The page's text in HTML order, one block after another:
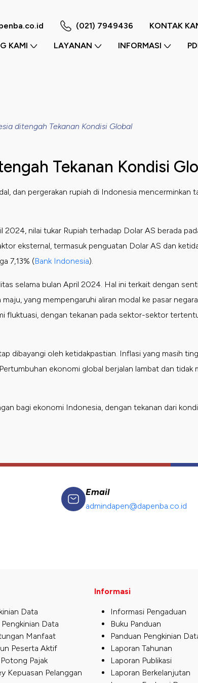
(021) 7949436 KONTAK
KAMI LAYANAN INFORMASI
ditengah Tekanan Kondisi Global
Tekanan Kondisi
dan pergerakan rupiah di Indonesia mencerminkan
2024, nilai tukar Rupiah terhadap Dolar AS berada
eksternal, termasuk penguatan Dolar AS dan
7,13%​ (Bank Indonesia).
selama bulan April 2024. Hal ini terkait dengan
yang mempengaruhi aliran modal ke pasar
fluktuasi, dengan tekanan pada sektor-sektor
dibayangi oleh ketidakpastian. Inflasi yang masih
ekonomi global berjalan lambat dan tidak
bagi ekonomi Indonesia, dengan tekanan dari
Email
admindapen@dapenba.co.id
Data
Data
Manfaat
Peserta Aktif
Pajak
Kepuasan Pelanggan
Informasi
Informasi Pengaduan
Buku Panduan
Panduan Pengkinian
Laporan Tahunan
Laporan Publikasi
Laporan Berkelanjutan